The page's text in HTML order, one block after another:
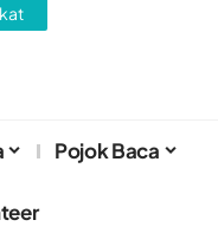
Pojok Baca